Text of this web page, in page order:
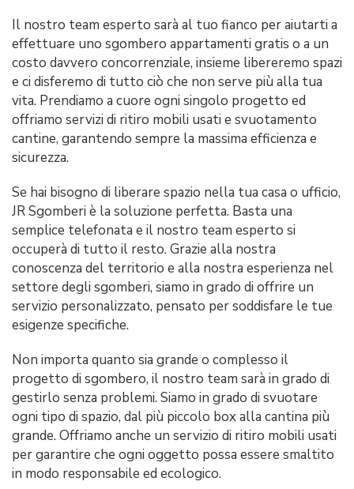
Il nostro team esperto sarà al tuo fianco per aiutarti a
effettuare uno sgombero appartamenti gratis o a un
costo davvero concorrenziale, insieme libereremo spazi
e ci disferemo di tutto ciò che non serve più alla tua
vita. Prendiamo a cuore ogni singolo progetto ed
offriamo servizi di ritiro mobili usati e svuotamento
cantine, garantendo sempre la massima efficienza e
sicurezza.
Se hai bisogno di liberare spazio nella tua casa o ufficio,
JR Sgomberi è la soluzione perfetta. Basta una
semplice telefonata e il nostro team esperto si
occuperà di tutto il resto. Grazie alla nostra
conoscenza del territorio e alla nostra esperienza nel
settore degli sgomberi, siamo in grado di offrire un
servizio personalizzato, pensato per soddisfare le tue
esigenze specifiche.
Non importa quanto sia grande o complesso il
progetto di sgombero, il nostro team sarà in grado di
gestirlo senza problemi. Siamo in grado di svuotare
ogni tipo di spazio, dal più piccolo box alla cantina più
grande. Offriamo anche un servizio di ritiro mobili usati
per garantire che ogni oggetto possa essere smaltito
in modo responsabile ed ecologico.